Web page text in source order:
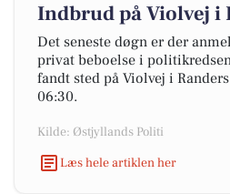
Indbrud på Violvej i
Det seneste døgn er der
privat beboelse i
fandt sted på Violvej i
06:30.
Kilde: Østjyllands Politi
Læs hele artiklen her